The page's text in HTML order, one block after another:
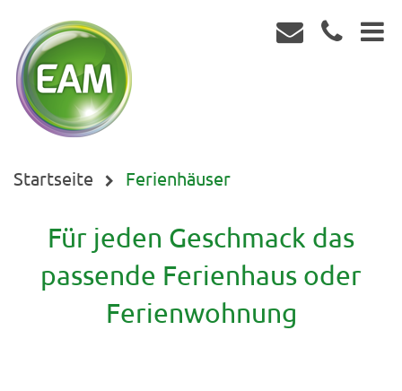
Startseite Ferienhäuser
Für jeden Geschmack das
passende Ferienhaus oder
Ferienwohnung